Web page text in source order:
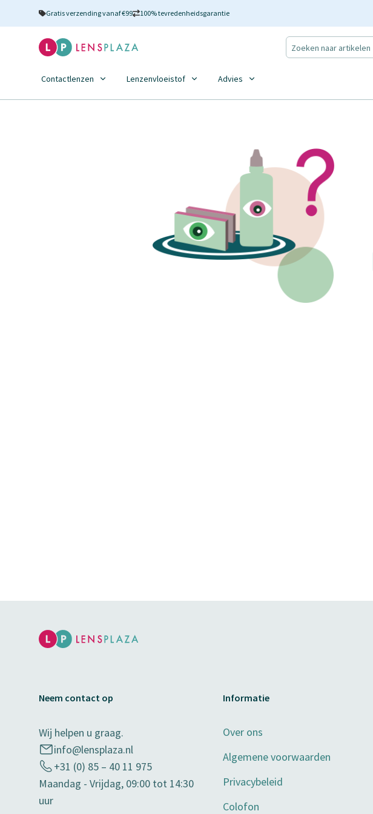
Gratis verzending vanaf €99 100% tevredenheidsgarantie
Contactlenzen Lenzenvloeistof Advies
Neem contact op
Wij helpen u graag.
info@lensplaza.nl
+31 (0) 85 – 40 11 975
Maandag - Vrijdag, 09:00 tot 14:30
uur
Informatie
Over ons
Algemene voorwaarden
Privacybeleid
Colofon